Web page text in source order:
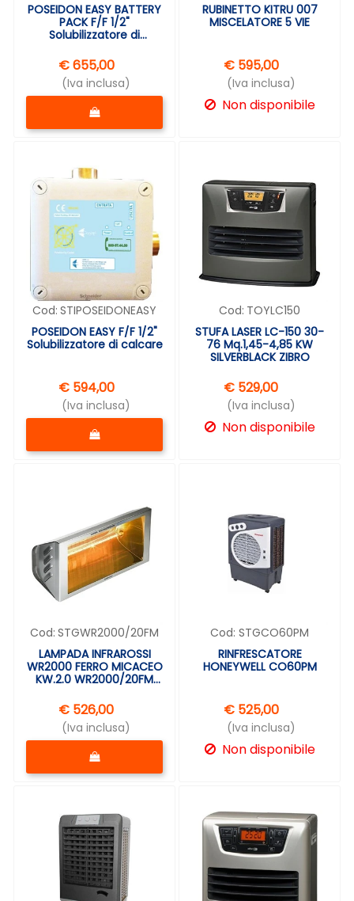
POSEIDON EASY BATTERY
PACK F/F 1/2"
Solubilizzatore di
€ 655,00
(Iva inclusa)
Quantità
RUBINETTO KITRU 007
MISCELATORE 5 VIE
€ 595,00
(Iva inclusa)
Non disponibile
Cod: STIPOSEIDONEASY
POSEIDON EASY F/F 1/2"
Solubilizzatore di calcare
€ 594,00
(Iva inclusa)
Quantità
Cod: TOYLC150
STUFA LASER LC-150 30-
76 Mq.1,45-4,85 KW
SILVERBLACK ZIBRO
€ 529,00
(Iva inclusa)
Non disponibile
Cod: STGWR2000/20FM
LAMPADA INFRAROSSI
WR2000 FERRO MICACEO
KW.2.0 WR2000/20FM
€ 526,00
(Iva inclusa)
Quantità
Cod: STGCO60PM
RINFRESCATORE
HONEYWELL CO60PM
€ 525,00
(Iva inclusa)
Non disponibile